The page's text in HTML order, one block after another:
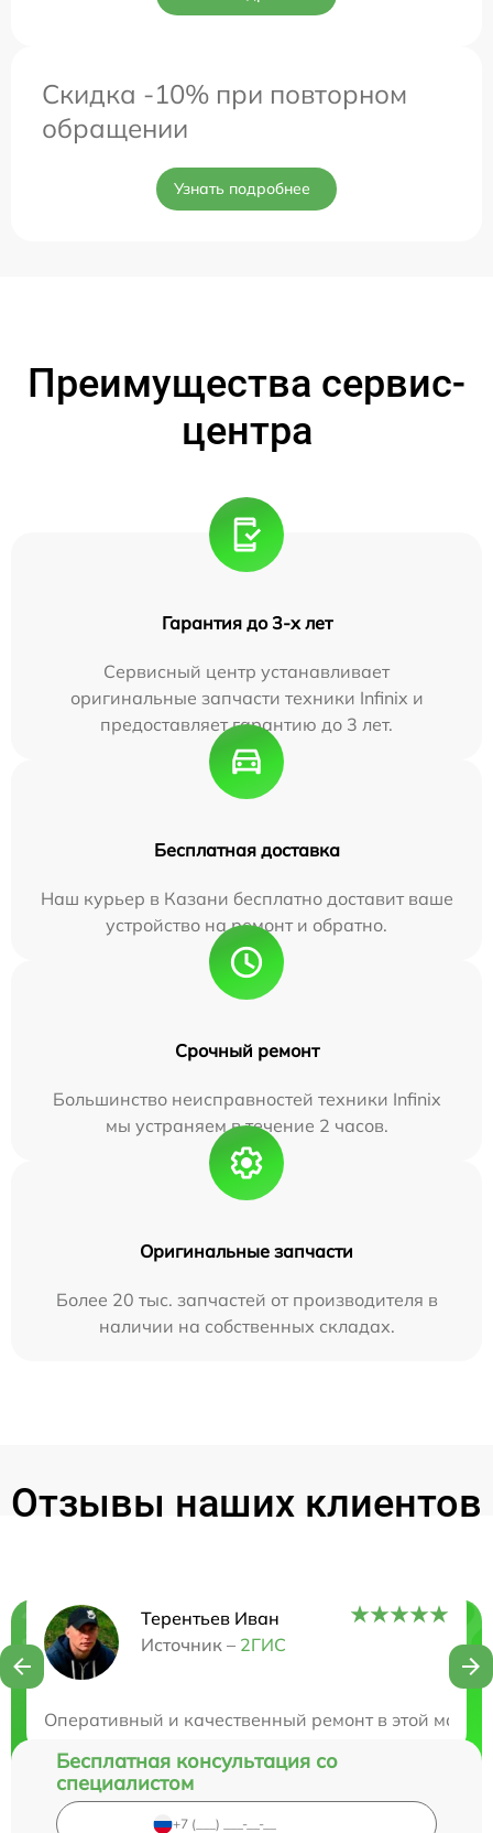
Скидка -10% при повторном
обращении
Узнать подробнее
Преимущества сервис-
центра
Гарантия до 3-х лет
Сервисный центр устанавливает
оригинальные запчасти техники Infinix и
предоставляет гарантию до 3 лет.
Бесплатная доставка
Наш курьер в Казани бесплатно доставит ваше
устройство на ремонт и обратно.
Срочный ремонт
Большинство неисправностей техники Infinix
мы устраняем в течение 2 часов.
Оригинальные запчасти
Более 20 тыс. запчастей от производителя в
наличии на собственных складах.
Отзывы наших клиентов
Терентьев Иван
Источник – 2ГИС
Оперативный и качественный ремонт в этой
Нужна консультация?
Бесплатная консультация со
специалистом